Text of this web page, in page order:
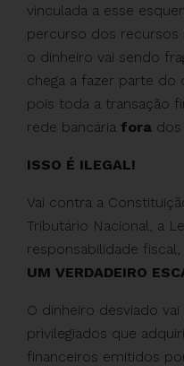
vinculada a esse
percurso dos recursos
o dinheiro vai sendo
chega a fazer parte
pois toda a transação
rede bancária fora
ISSO É ILEGAL!
Vai contra a
Tributário Nacional, a
responsabilidade
UM VERDADEIRO
O dinheiro desviado
privilegiados que
financeiros emitidos